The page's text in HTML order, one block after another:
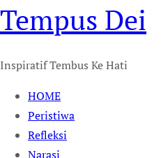
Tempus Dei
Inspiratif Tembus Ke Hati
HOME
Peristiwa
Refleksi
Narasi